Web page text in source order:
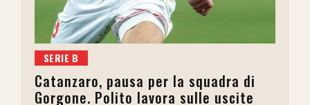
SERIE B
Catanzaro, pausa per la squadra di
Gorgone. Polito lavora sulle uscite